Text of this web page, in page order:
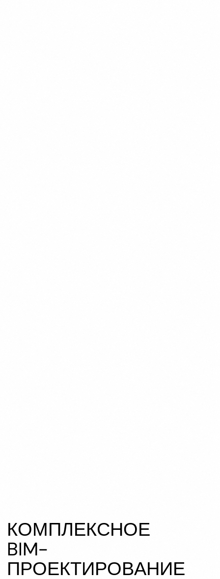
КОМПЛЕКСНОЕ
BIM-
ПРОЕКТИРОВАНИЕ